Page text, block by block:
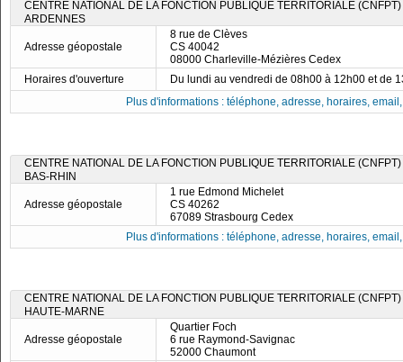
CENTRE NATIONAL DE LA FONCTION PUBLIQUE TERRITORIALE
ARDENNES
Adresse géopostale
8 rue de Clèves
CS 40042
08000 Charleville-Mézières Cedex
Horaires d'ouverture
Du lundi au vendredi de 08h00 à 12h00 et de
Plus d'informations : téléphone, adresse, horaires,
CENTRE NATIONAL DE LA FONCTION PUBLIQUE TERRITORIALE
BAS-RHIN
Adresse géopostale
1 rue Edmond Michelet
CS 40262
67089 Strasbourg Cedex
Plus d'informations : téléphone, adresse, horaires,
CENTRE NATIONAL DE LA FONCTION PUBLIQUE TERRITORIALE
HAUTE-MARNE
Adresse géopostale
Quartier Foch
6 rue Raymond-Savignac
52000 Chaumont